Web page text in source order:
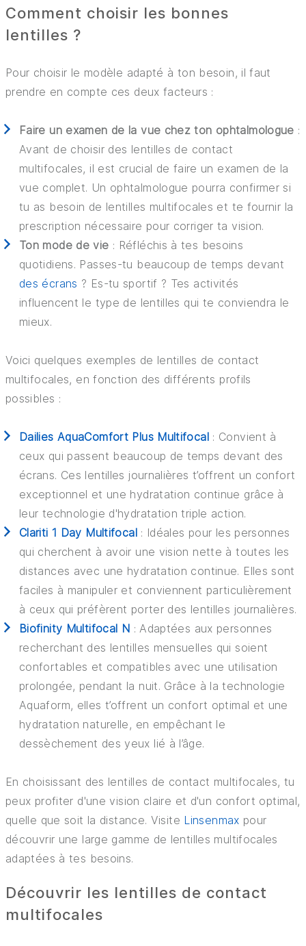
Comment choisir les bonnes
lentilles ?
Pour choisir le modèle adapté à ton besoin, il faut
prendre en compte ces deux facteurs :
Faire un examen de la vue chez ton ophtalmologue :
Avant de choisir des lentilles de contact
multifocales, il est crucial de faire un examen de la
vue complet. Un ophtalmologue pourra confirmer si
tu as besoin de lentilles multifocales et te fournir la
prescription nécessaire pour corriger ta vision.
Ton mode de vie : Réfléchis à tes besoins
quotidiens. Passes-tu beaucoup de temps devant
des écrans ? Es-tu sportif ? Tes activités
influencent le type de lentilles qui te conviendra le
mieux.
Voici quelques exemples de lentilles de contact
multifocales, en fonction des différents profils
possibles :
Dailies AquaComfort Plus Multifocal: Convient à
ceux qui passent beaucoup de temps devant des
écrans. Ces lentilles journalières t’offrent un confort
exceptionnel et une hydratation continue grâce à
leur technologie d'hydratation triple action.
Clariti 1 Day Multifocal : Idéales pour les personnes
qui cherchent à avoir une vision nette à toutes les
distances avec une hydratation continue. Elles sont
faciles à manipuler et conviennent particulièrement
à ceux qui préfèrent porter des lentilles journalières.
Biofinity Multifocal N : Adaptées aux personnes
recherchant des lentilles mensuelles qui soient
confortables et compatibles avec une utilisation
prolongée, pendant la nuit. Grâce à la technologie
Aquaform, elles t’offrent un confort optimal et une
hydratation naturelle, en empêchant le
dessèchement des yeux lié à l’âge.
En choisissant des lentilles de contact multifocales, tu
peux profiter d'une vision claire et d'un confort optimal,
quelle que soit la distance. Visite Linsenmax pour
découvrir une large gamme de lentilles multifocales
adaptées à tes besoins.
Découvrir les lentilles de contact
multifocales